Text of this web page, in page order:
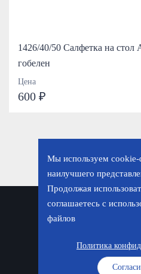
1426/40/50 Салфетка на стол
гобелен
Цена
600 ₽
Мы используем cookie-
наилучшего
Продолжая
соглашаетесь с
файлов
Политика